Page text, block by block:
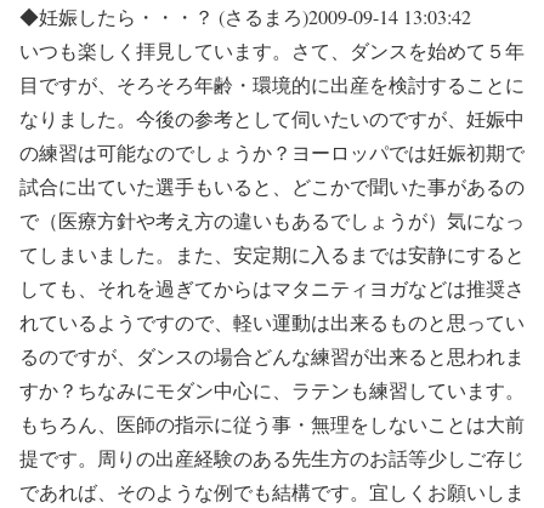
◆妊娠したら・・・？ (さるまろ)2009-09-14 13:03:42
いつも楽しく拝見しています。さて、ダンスを始めて５年
目ですが、そろそろ年齢・環境的に出産を検討することに
なりました。今後の参考として伺いたいのですが、妊娠中
の練習は可能なのでしょうか？ヨーロッパでは妊娠初期で
試合に出ていた選手もいると、どこかで聞いた事があるの
で（医療方針や考え方の違いもあるでしょうが）気になっ
てしまいました。また、安定期に入るまでは安静にすると
しても、それを過ぎてからはマタニティヨガなどは推奨さ
れているようですので、軽い運動は出来るものと思ってい
るのですが、ダンスの場合どんな練習が出来ると思われま
すか？ちなみにモダン中心に、ラテンも練習しています。
もちろん、医師の指示に従う事・無理をしないことは大前
提です。周りの出産経験のある先生方のお話等少しご存じ
であれば、そのような例でも結構です。宜しくお願いしま